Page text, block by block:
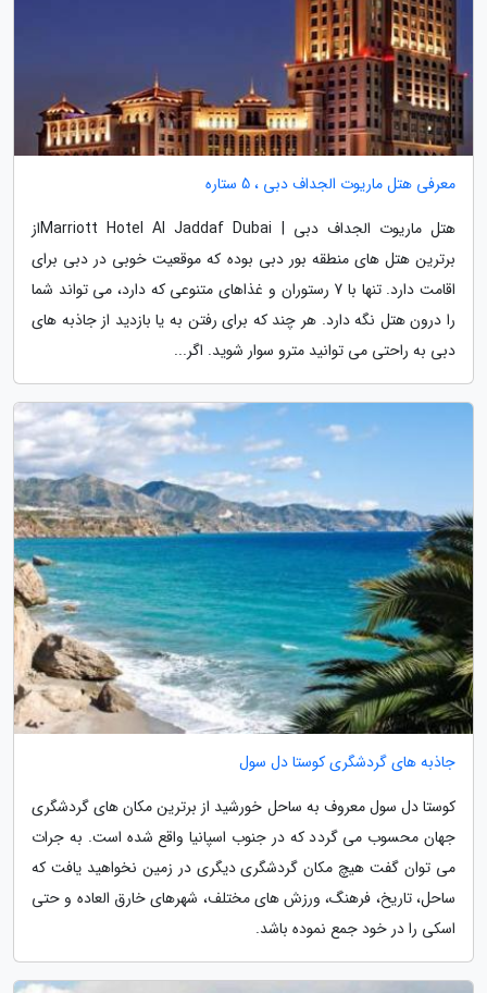
معرفی هتل ماریوت الجداف دبی ، 5 ستاره
هتل ماریوت الجداف دبی | Marriott Hotel Al Jaddaf Dubaiاز
برترین هتل های منطقه بور دبی بوده که موقعیت خوبی در دبی برای
اقامت دارد. تنها با 7 رستوران و غذاهای متنوعی که دارد، می تواند شما
را درون هتل نگه دارد. هر چند که برای رفتن به یا بازدید از جاذبه های
دبی به راحتی می توانید مترو سوار شوید. اگر...
جاذبه های گردشگری کوستا دل سول
کوستا دل سول معروف به ساحل خورشید از برترین مکان های گردشگری
جهان محسوب می گردد که در جنوب اسپانیا واقع شده است. به جرات
می توان گفت هیچ مکان گردشگری دیگری در زمین نخواهید یافت که
ساحل، تاریخ، فرهنگ، ورزش های مختلف، شهرهای خارق العاده و حتی
اسکی را در خود جمع نموده باشد.